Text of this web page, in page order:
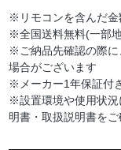
※リモコンを含んだ金
※全国送料無料(一部
※ご納品先確認の際に
場合がございます
※メーカー1年保証付
※設置環境や使用状況
明書・取扱説明書をご